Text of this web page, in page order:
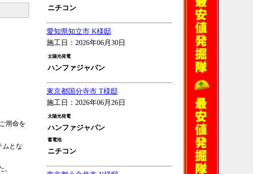
用命を
ムとな
ニチコン
愛知県知立市 K様邸
施工日：2026年06月30日
太陽光発電
ハンファジャパン
東京都国分寺市 T様邸
施工日：2026年06月26日
太陽光発電
ハンファジャパン
蓄電池
ニチコン